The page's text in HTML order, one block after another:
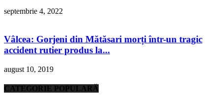
septembrie 4, 2022
Vâlcea: Gorjeni din Mătăsari morți într-un tragic
accident rutier produs la...
august 10, 2019
CATEGORIE POPULARĂ